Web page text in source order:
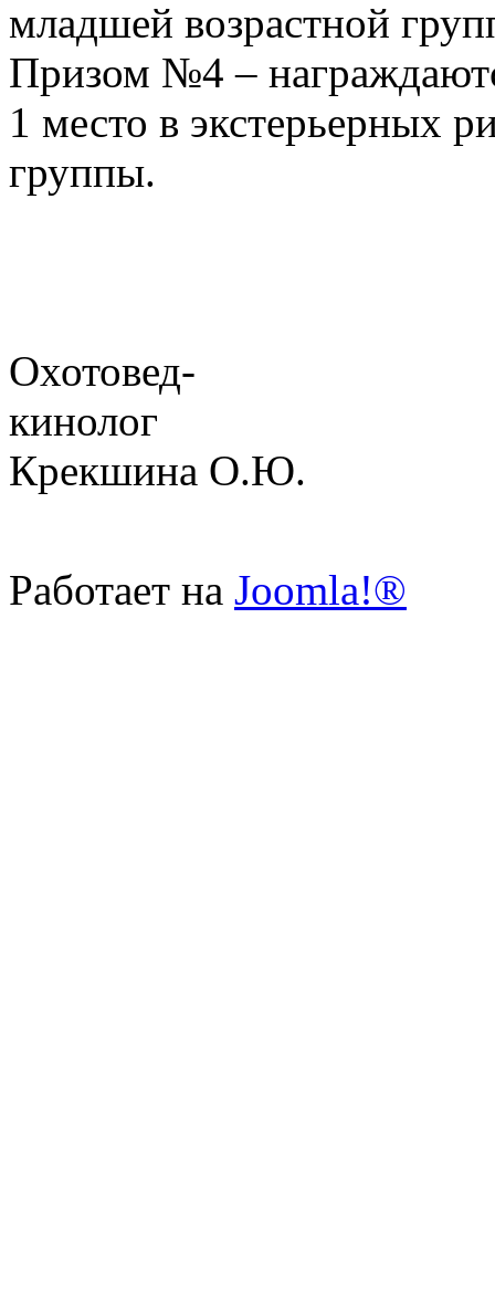
младшей возрастной
Призом №4 –
1 место в экстерьерных
группы.
Охотовед-
Крекшина О.Ю.
Работает на Joomla!®